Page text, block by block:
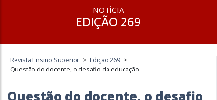
NOTÍCIA
EDIÇÃO 269
Revista Ensino Superior > Edição 269 >
Questão do docente, o desafio da educação
Questão do docente, o desafio